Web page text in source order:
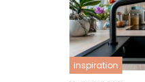
inspiration